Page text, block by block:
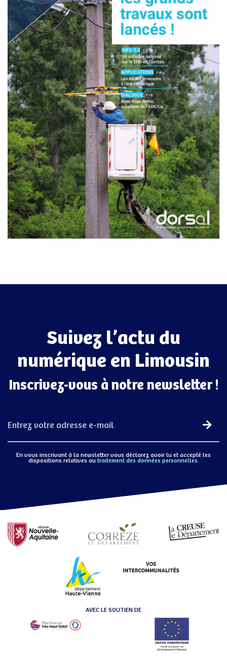
Suivez l’actu du
numérique en Limousin
Inscrivez-vous à notre newsletter !
En vous inscrivant à la newsletter vous déclarez avoir lu et accepté les
dispositions relatives au traitement des données personnelles.
AVEC LE SOUTIEN DE